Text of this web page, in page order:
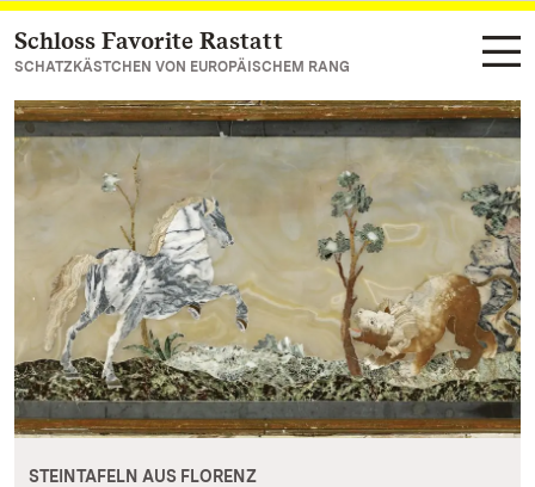
Zum Hauptinhalt springen
Schloss Favorite Rastatt
SCHATZKÄSTCHEN VON EUROPÄISCHEM RANG
STEINTAFELN AUS FLORENZ